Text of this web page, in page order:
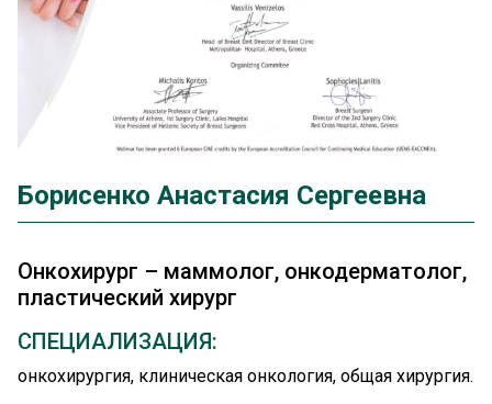
Борисенко Анастасия Сергеевна
Онкохирург – маммолог, онкодерматолог,
пластический хирург
СПЕЦИАЛИЗАЦИЯ:
онкохирургия, клиническая онкология, общая хирургия.